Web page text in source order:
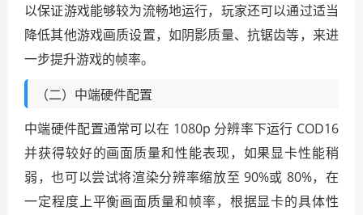
以保证游戏能够较为流畅地运行，玩家还可以通过适当
降低其他游戏画质设置，如阴影质量、抗锯齿等，来进
一步提升游戏的帧率。
（二）中端硬件配置
中端硬件配置通常可以在 1080p 分辨率下运行 COD16
并获得较好的画面质量和性能表现，如果显卡性能稍
弱，也可以尝试将渲染分辨率缩放至 90%或 80%，在
一定程度上平衡画面质量和帧率，根据显卡的具体性